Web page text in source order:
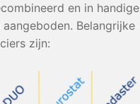
en in handige
Belangrijke
zijn: